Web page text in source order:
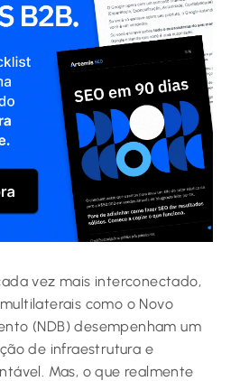
vez mais interconectado,
como o Novo
(NDB) desempenham um
de infraestrutura e
Mas, o que realmente